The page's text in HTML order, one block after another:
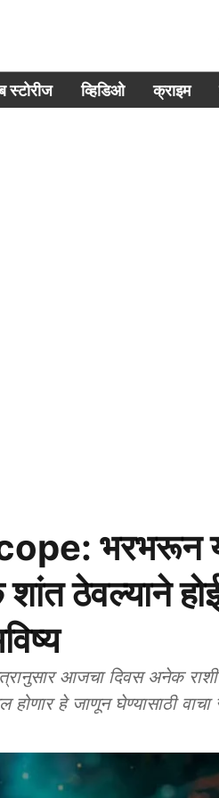
स्टोरीज व्हिडिओ क्राइम
भरभरून
शांत ठेवल्याने
आजचा दिवस अनेक
हे जाणून घेण्यासाठी वाचा